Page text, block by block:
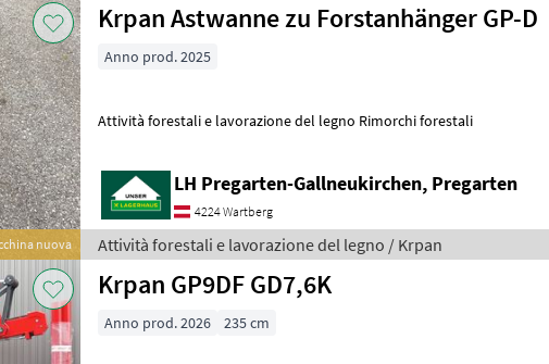
nuova
Krpan Astwanne zu Forstanhänger GP-D
Anno prod. 2025
Attività forestali e lavorazione del legno Rimorchi forestali
LH Pregarten-Gallneukirchen, Pregarten
4224 Wartberg
Attività forestali e lavorazione del legno / Krpan
Krpan GP9DF GD7,6K
Anno prod. 2026 235 cm